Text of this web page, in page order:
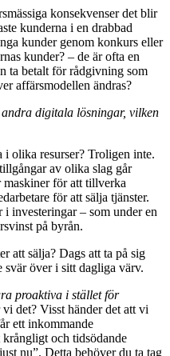
konsekvenser det blir
kunderna i en drabbad
kunder genom konkurs eller
kunder? – de är ofta en
ta betalt för rådgivning som
affärsmodellen ändras?
digitala lösningar, vilken
olika resurser? Troligen inte.
av olika slag går
maskiner för att tillverka
för att sälja tjänster.
i investeringar – som under en
på byrån.
att sälja? Dags att ta på sig
svär över i sitt dagliga värv.
proaktiva i stället för
det? Visst händer det att vi
ett inkommande
och tidsödande
nu”. Detta behöver du ta tag